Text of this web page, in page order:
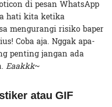
di pesan WhatsApp
hati kita ketika
mengurangi risiko baper
Coba aja. Nggak apa-
penting jangan ada
Eaakkk~
atau GIF